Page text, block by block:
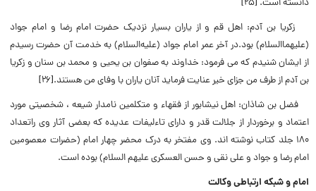
زکریا بن آدم: اهل قم و از یاران بسیار نزدیک حضرت امام رضا و امام جواد
(علیهماالسلام) بود.در آخر عمر امام جواد (علیه‌‌السلام) به خدمت آن حضرت رسیدم
از ایشان شنیدم که مى فرمود: خداوند به صفوان بن یحیى و محمد بن سنان و زکریا
بن آدم از طرف من جزاى خیر عنایت فرماید آنان یاران با وفاى من هستند.[۲۶]
فضل بن شاذان: اهل نیشابور از فقهاء و متکلمین نامدار شیعه ، شخصیتى مورد
اعتماد و برخوردار از جلالت قدر و داراى تاءلیفات عدیده که بعضى آثار وى راتعداد
۱۸۰ جلد کتاب نوشته اند. وى مفتخر به درک محضر چهار امام (حضرات معصومین
امام رضا و جواد و على نقى و حسن العسکرى علیهم السلام) بوده است.
امام و شبکه ارتباطی وکالت